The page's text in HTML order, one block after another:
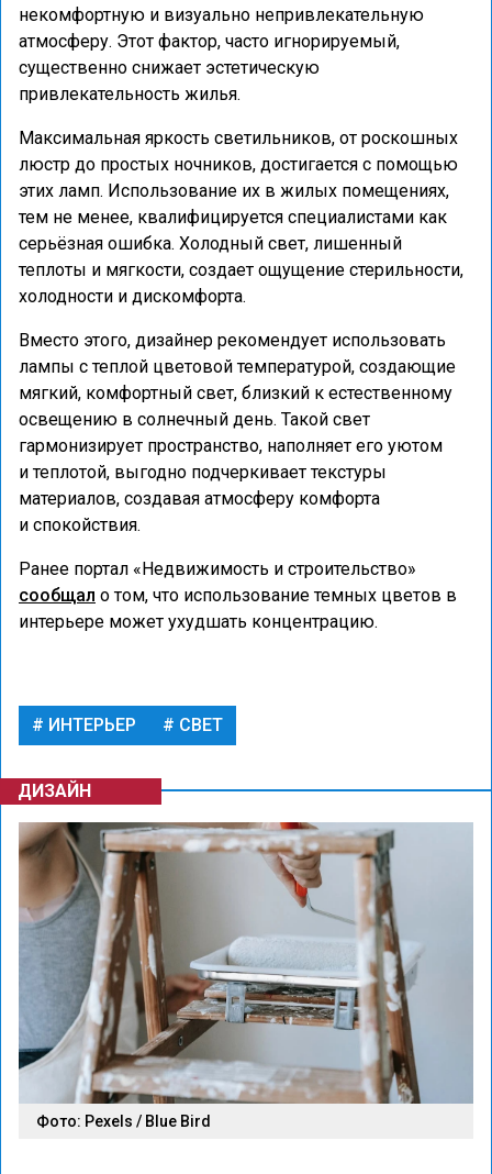
некомфортную и визуально непривлекательную
атмосферу. Этот фактор, часто игнорируемый,
существенно снижает эстетическую
привлекательность жилья.
Максимальная яркость светильников, от роскошных
люстр до простых ночников, достигается с помощью
этих ламп. Использование их в жилых помещениях,
тем не менее, квалифицируется специалистами как
серьёзная ошибка. Холодный свет, лишенный
теплоты и мягкости, создает ощущение стерильности,
холодности и дискомфорта.
Вместо этого, дизайнер рекомендует использовать
лампы с теплой цветовой температурой, создающие
мягкий, комфортный свет, близкий к естественному
освещению в солнечный день. Такой свет
гармонизирует пространство, наполняет его уютом
и теплотой, выгодно подчеркивает текстуры
материалов, создавая атмосферу комфорта
и спокойствия.
Ранее портал «Недвижимость и строительство»
сообщал о том, что использование темных цветов в
интерьере может ухудшать концентрацию.
ИНТЕРЬЕР СВЕТ
ДИЗАЙН
Фото: Pexels / Blue Bird